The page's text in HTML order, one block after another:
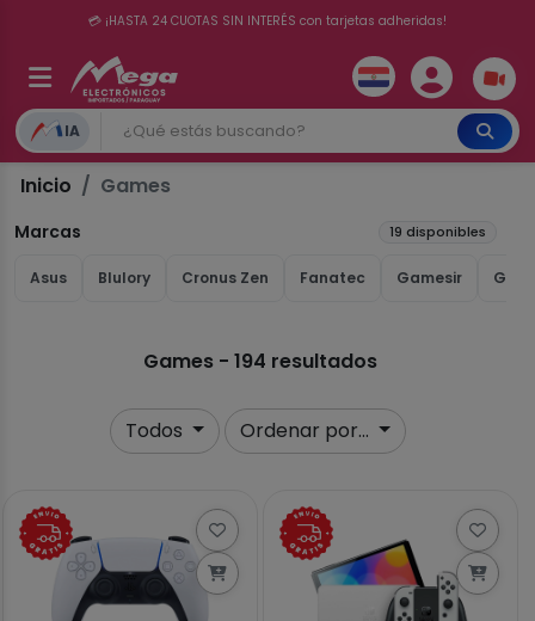
💳 ¡HASTA 24 CUOTAS SIN INTERÉS con tarjetas adheridas!
IA
Inicio Games
Marcas 19 disponibles
Asus Blulory Cronus Zen Fanatec Gamesir
Games - 194 resultados
Todos Ordenar por...